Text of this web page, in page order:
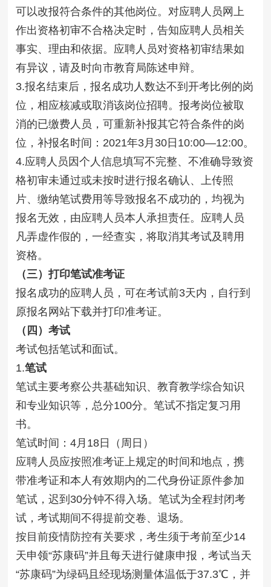
可以改报符合条件的其他岗位。对应聘人员网上
作出资格初审不合格决定时，告知应聘人员相关
事实、理由和依据。应聘人员对资格初审结果如
有异议，请及时向市教育局陈述申辩。
3.报名结束后，报名成功人数达不到开考比例的岗
位，相应核减或取消该岗位招聘。报考岗位被取
消的已缴费人员，可重新补报其它符合条件的岗
位，补报名时间：2021年3月30日10:00—12:00。
4.应聘人员因个人信息填写不完整、不准确导致资
格初审未通过或未按时进行报名确认、上传照
片、缴纳笔试费用等导致报名不成功的，均视为
报名无效，由应聘人员本人承担责任。应聘人员
凡弄虚作假的，一经查实，将取消其考试及聘用
资格。
（三）打印笔试准考证
报名成功的应聘人员，可在考试前3天内，自行到
原报名网站下载并打印准考证。
（四）考试
考试包括笔试和面试。
1.笔试
笔试主要考察公共基础知识、教育教学综合知识
和专业知识等，总分100分。笔试不指定复习用
书。
笔试时间：4月18日（周日）
应聘人员应按照准考证上规定的时间和地点，携
带准考证和本人有效期内的二代身份证原件参加
笔试，迟到30分钟不得入场。笔试为全程封闭考
试，考试期间不得提前交卷、退场。
按目前疫情防控有关要求，考生须于考前至少14
天申领“苏康码”并且每天进行健康申报，考试当天
“苏康码”为绿码且经现场测量体温低于37.3℃，并